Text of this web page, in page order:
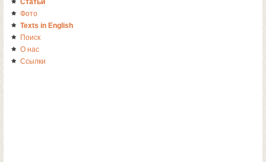
Статьи
Фото
Texts in English
Поиск
О нас
Ссылки